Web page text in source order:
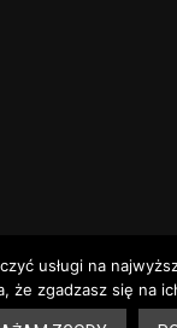
usługi na
że zgadzasz się na